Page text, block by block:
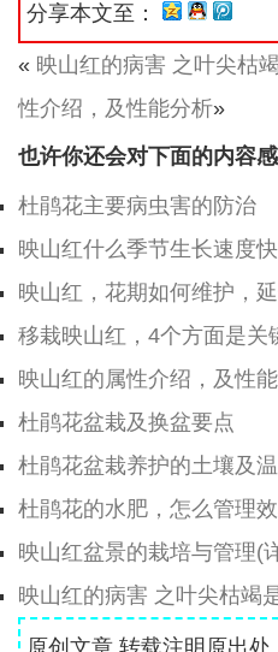
分享本文至：
« 映山红的病害 之叶尖枯
性介绍，及性能分析»
也许你还会对下面的内容感
杜鹃花主要病虫害的防治
映山红什么季节生长速度快
映山红，花期如何维护，
移栽映山红，4个方面是关
映山红的属性介绍，及性
杜鹃花盆栽及换盆要点
杜鹃花盆栽养护的土壤及
杜鹃花的水肥，怎么管理
映山红盆景的栽培与管理(
映山红的病害 之叶尖枯竭
原创文章,转载注明原出处